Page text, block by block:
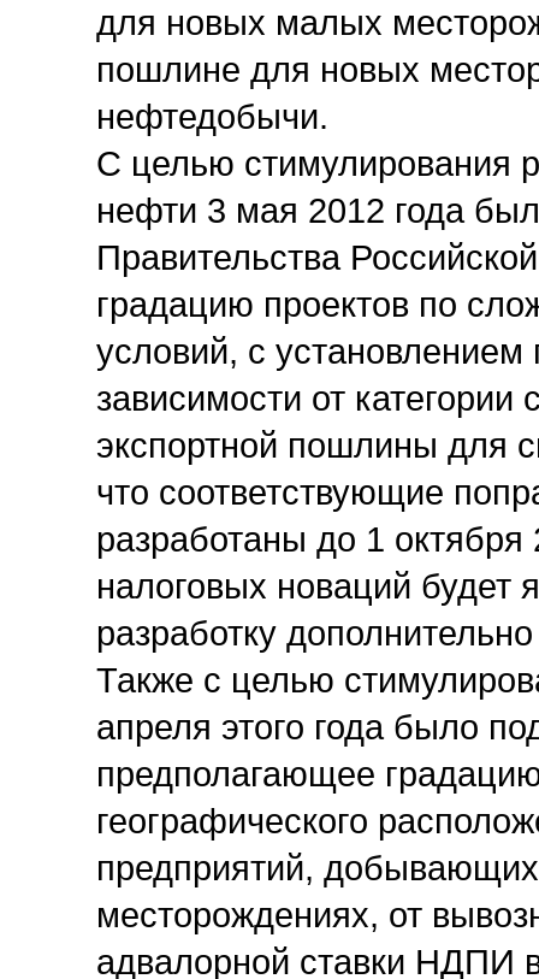
для новых малых
пошлине для новых
нефтедобычи.
С целью стимулирования
нефти 3 мая 2012 года
Правительства
градацию проектов по
условий, с
зависимости от
экспортной пошлины для
что соответствующие
разработаны до 1 октября
налоговых новаций будет
разработку
Также с целью
апреля этого года было
предполагающее
географического
предприятий,
месторождениях, от
адвалорной ставки НДПИ